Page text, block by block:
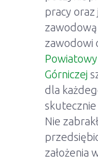
pracy oraz
zawodowi
Górniczej
dla
Nie
założenia